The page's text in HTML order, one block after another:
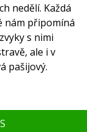
nedělí. Každá
nám připomíná
s nimi
ale i v
pašijový.